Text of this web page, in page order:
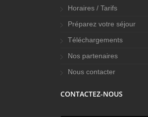
Horaires / Tarifs
Préparez votre séjour
Téléchargements
Nos partenaires
Nous contacter
CONTACTEZ-NOUS